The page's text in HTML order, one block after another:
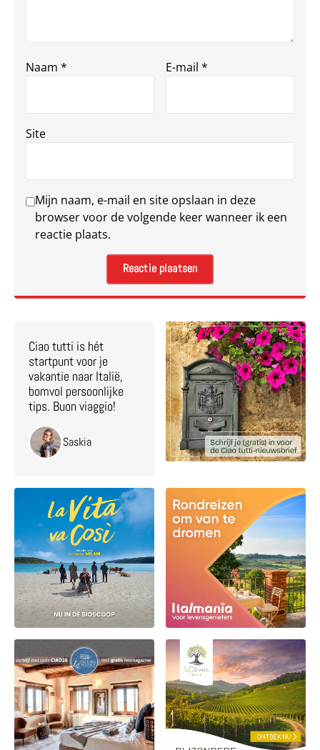
Naam * E-mail *
Site
Mijn naam, e-mail en site opslaan in deze
browser voor de volgende keer wanneer ik een
reactie plaats.
Ciao tutti is hét
startpunt voor je
vakantie naar Italië,
bomvol persoonlijke
tips. Buon viaggio!
Saskia